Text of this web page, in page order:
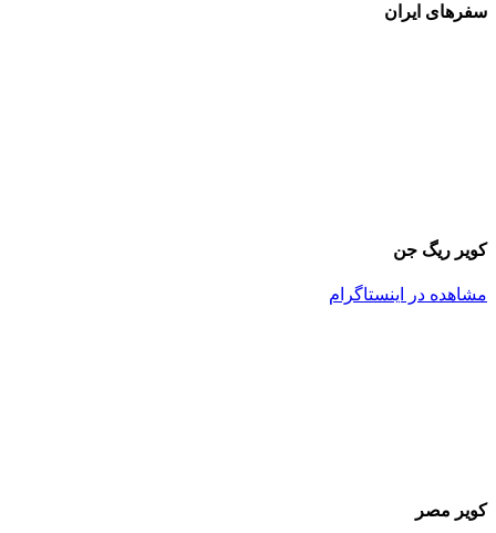
سفر‌های ایران
کویر ریگ جن
مشاهده در اینستاگرام
کویر مصر